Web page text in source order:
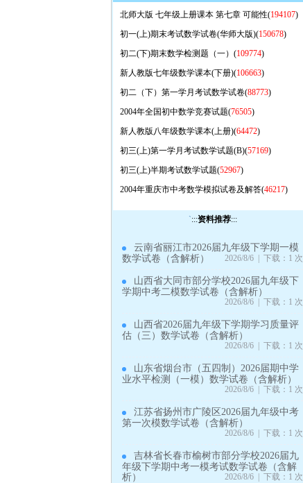
北师大版 七年级上册课本 第七章 可能性(194107)
初一(上)期末考试数学试卷(华师大版)(150678)
初二(下)期末数学检测题（一）(109774)
新人教版七年级数学课本(下册)(106663)
初二（下）第一学月考试数学试卷(88773)
2004年全国初中数学竞赛试题(76505)
新人教版八年级数学课本(上册)(64472)
初三(上)第一学月考试数学试题(B)(57169)
初三(上)半期考试数学试题(52967)
2004年重庆市中考数学模拟试卷及解答(46217)
`:::资料推荐:::
云南省丽江市2026届九年级下学期一模
数学试卷（含解析）
2026/8/6 | 下载：1 次
山西省大同市部分学校2026届九年级下
学期中考二模数学试卷（含解析）
2026/8/6 | 下载：1 次
山西省2026届九年级下学期学习质量评
估（三）数学试卷（含解析）
2026/8/6 | 下载：1 次
山东省烟台市（五四制）2026届期中学
业水平检测（一模）数学试卷（含解析）
2026/8/6 | 下载：1 次
江苏省扬州市广陵区2026届九年级中考
第一次模数学试卷（含解析）
2026/8/6 | 下载：1 次
吉林省长春市榆树市部分学校2026届九
年级下学期中考一模考试数学试卷（含解
析）
2026/8/6 | 下载：1 次